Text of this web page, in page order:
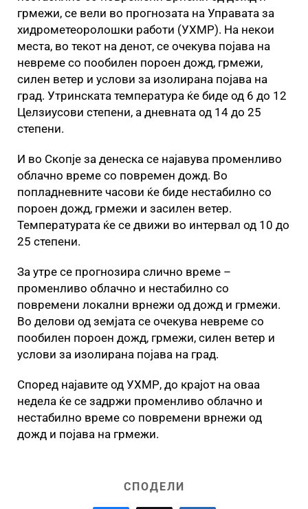
грмежи, се вели во прогнозата на Управата за
хидрометеоролошки работи (УХМР). На некои
места, во текот на денот, се очекува појава на
невреме со пообилен пороен дожд, грмежи,
силен ветер и услови за изолирана појава на
град. Утринската температура ќе биде од 6 до 12
Целзиусови степени, а дневната од 14 до 25
степени.
И во Скопје за денеска се најавува променливо
облачно време со повремен дожд. Во
попладневните часови ќе биде нестабилно со
пороен дожд, грмежи и засилен ветер.
Температурата ќе се движи во интервал од 10 до
25 степени.
За утре се прогнозира слично време –
променливо облачно и нестабилно со
повремени локални врнежи од дожд и грмежи.
Во делови од земјата се очекува невреме со
пообилен пороен дожд, грмежи, силен ветер и
услови за изолирана појава на град.
Според најавите од УХМР, до крајот на оваа
недела ќе се задржи променливо облачно и
нестабилно време со повремени врнежи од
дожд и појава на грмежи.
СПОДЕЛИ